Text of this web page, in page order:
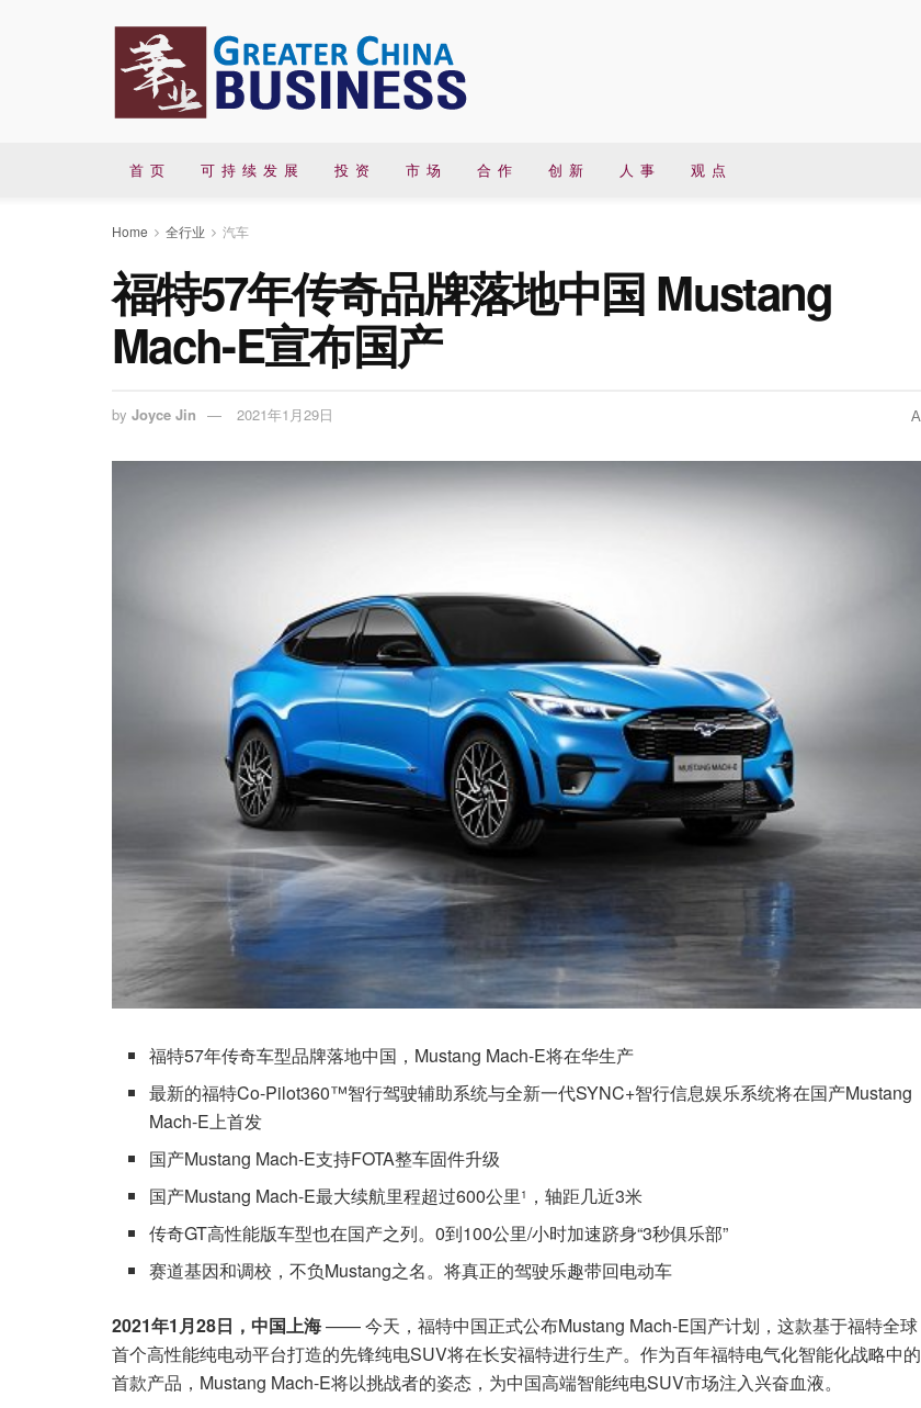
首 页 可 持 续 发 展 投 资 市 场 合 作 创 新 人 事 观 点
Home 全行业 汽车
福特57年传奇品牌落地中国 Mustang
Mach-E宣布国产
by Joyce Jin 2021年1月29日 A
福特57年传奇车型品牌落地中国，Mustang Mach-E将在华生产
最新的福特Co-Pilot360™智行驾驶辅助系统与全新一代SYNC+智行信息娱乐系统将在国产Mustang
Mach-E上首发
国产Mustang Mach-E支持FOTA整车固件升级
国产Mustang Mach-E最大续航里程超过600公里 1
，轴距几近3米
传奇GT高性能版车型也在国产之列。0到100公里/小时加速跻身“3秒俱乐部”
赛道基因和调校，不负Mustang之名。将真正的驾驶乐趣带回电动车
2021年1月28日，中国上海—— 今天，福特中国正式公布Mustang Mach-E国产计划，这款基于福特全球
首个高性能纯电动平台打造的先锋纯电SUV将在长安福特进行生产。作为百年福特电气化智能化战略中的
首款产品，Mustang Mach-E将以挑战者的姿态，为中国高端智能纯电SUV市场注入兴奋血液。